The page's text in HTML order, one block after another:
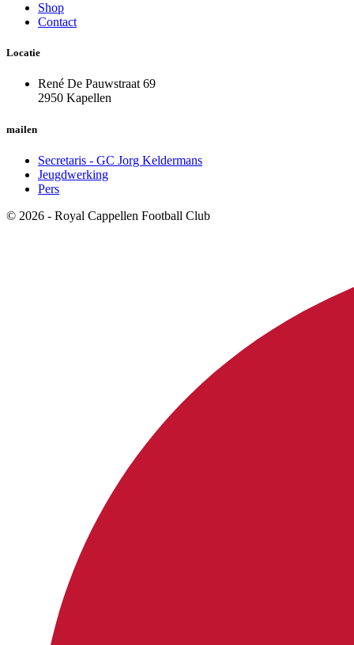
Shop
Contact
Locatie
René De Pauwstraat 69
2950 Kapellen
mailen
Secretaris - GC Jorg Keldermans
Jeugdwerking
Pers
© 2026 - Royal Cappellen Football Club